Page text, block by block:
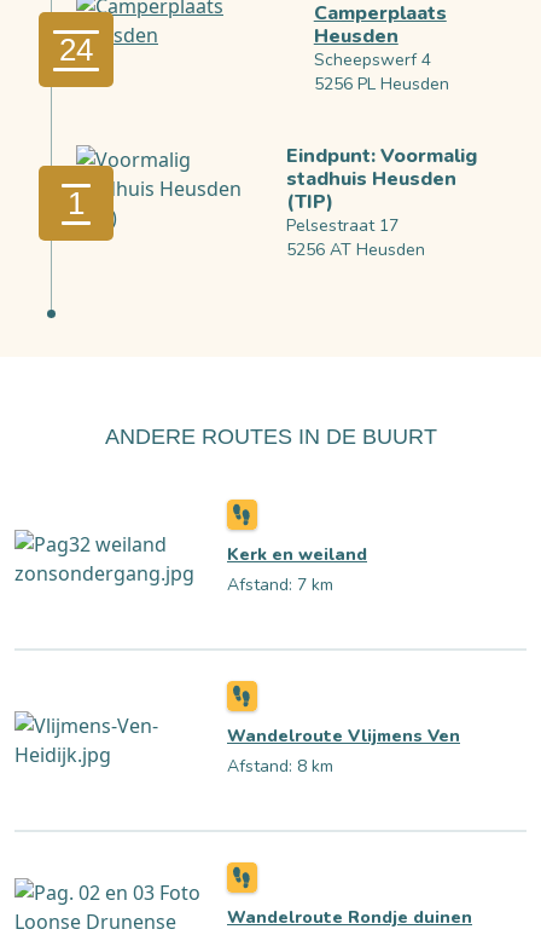
24
Camperplaats
Heusden
Scheepswerf 4
5256 PL Heusden
1
Eindpunt: Voormalig
stadhuis Heusden
(TIP)
Pelsestraat 17
5256 AT Heusden
ANDERE ROUTES IN DE BUURT
Kerk en weiland
Afstand: 7 km
Wandelroute Vlijmens Ven
Afstand: 8 km
Wandelroute Rondje duinen